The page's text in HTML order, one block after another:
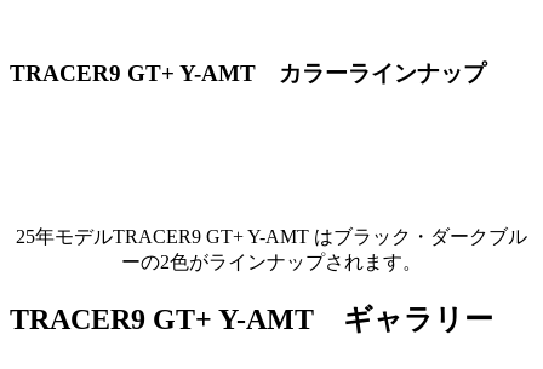
TRACER9 GT+ Y-AMT カラーラインナップ
25年モデルTRACER9 GT+ Y-AMT はブラック・ダークブル
ーの2色がラインナップされます。
TRACER9 GT+ Y-AMT ギャラリー